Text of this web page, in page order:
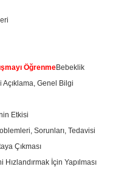
ÖğrenmeBebeklik
Genel Bilgi
Etkisi
Sorunları, Tedavisi
Çıkması
İçin Yapılması